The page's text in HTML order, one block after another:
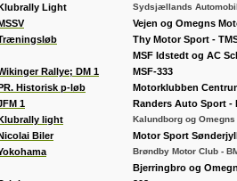
Light Sydsjællands
Vejen og Omegns
Thy Motor Sport -
Rallye; DM 1
MSF Idstedt og AC
MSF-333
Historisk p-løb
Motorklubben
1 Randers Auto Sport -
light Kalundborg og
Biler
Motor Sport
Brøndby Motor Club -
Bjerringbro og
Show 2011
2018
maj 2011
OSC 2019
OSC 2019
Drivers Event
Betingelser for
2011
2011
Drivers Event
2012
Klubrally